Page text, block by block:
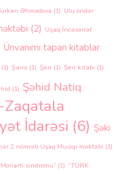
Əhmədova (1) Ulu öndər
(2) Uşaq İncəsənət
Ünvanımı tapan kitablar
(1) Şairə (1) Şeir (1) Şeir kitabı (1)
(1) Şəhid Natiq
Zaqatala
İdarəsi (6) Şəki
2 nömrəli Uşaq Musiqi məktəbi (1)
sindromu” (1) “TÜRK